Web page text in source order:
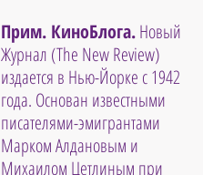
Прим. КиноБлога. Новый
Журнал (The New Review)
издается в Нью-Йорке с 1942
года. Основан известными
писателями-эмигрантами
Марком Алдановым и
Михаилом Цетлиным при